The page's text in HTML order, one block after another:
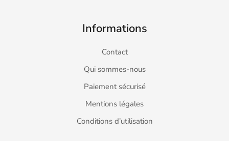
Informations
Contact
Qui sommes-nous
Paiement sécurisé
Mentions légales
Conditions d’utilisation